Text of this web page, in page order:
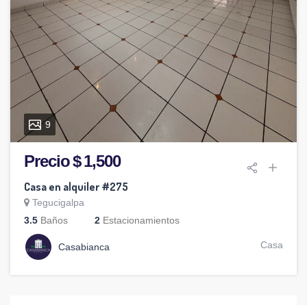
9
Precio $ 1,500
Casa en alquiler #275
Tegucigalpa
3.5 Baños 2 Estacionamientos
Casabianca Casa